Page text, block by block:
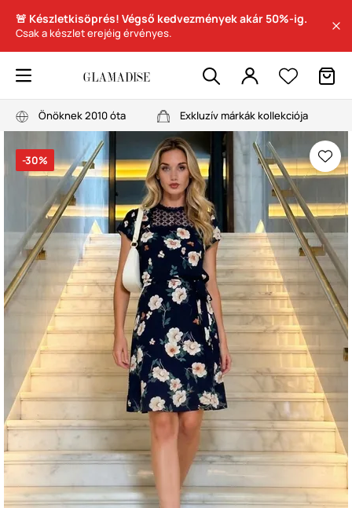
🚨 Készletkisöprés! Végső kedvezmények akár 50%-ig.
Csak a készlet erejéig érvényes.
Önöknek 2010 óta Exkluzív márkák kollekciója
-30%